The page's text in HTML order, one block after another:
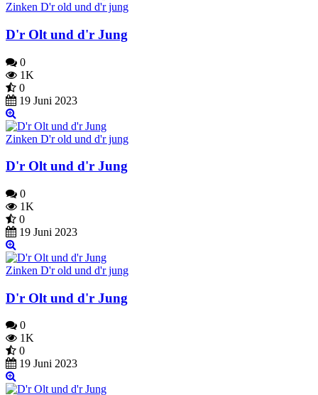
Zinken D'r old und d'r jung
D'r Olt und d'r Jung
0
1K
0
19 Juni 2023
Zinken D'r old und d'r jung
D'r Olt und d'r Jung
0
1K
0
19 Juni 2023
Zinken D'r old und d'r jung
D'r Olt und d'r Jung
0
1K
0
19 Juni 2023